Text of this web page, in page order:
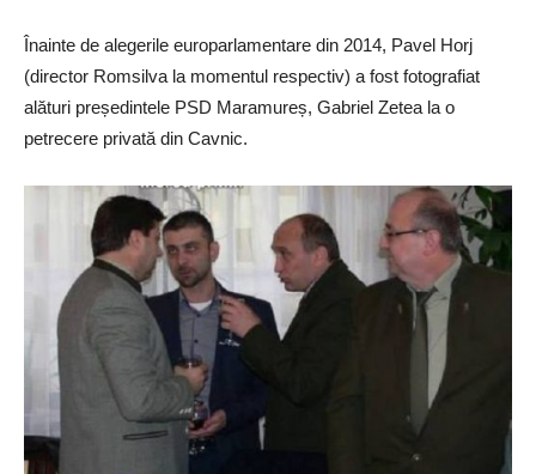
Înainte de alegerile europarlamentare din 2014, Pavel Horj
(director Romsilva la momentul respectiv) a fost fotografiat
alături președintele PSD Maramureș, Gabriel Zetea la o
petrecere privată din Cavnic.